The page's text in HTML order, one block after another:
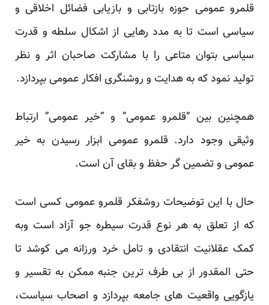
قلمرو عمومی حوزه بازتابی و بازیابی فضائل اخلاقی و
سیاسی است تا به مدد رهایی از اشکال سلطه و قدرت
سیاسی بتوان متاعی را با مشارکت صاحبان اثر و نظر
تولید نمود که به هدایت و روشنگری افکار عمومی بپردازد.
همچنین بین “قلمرو عمومی” و “خیر عمومی” ارتباط
وثیقی وجود دارد. قلمرو عمومی ابزار رسیدن به خیر
عمومی و تضمین گر حفظ و بقای آن است.
حال با این توضیحات روشفکر قلمرو عمومی کسی است
که از تعلق به هر نوع قدرت سیطره جو آزاد است وبه
کمک عقلانیت انتقادی و تامل خرد ورزانه می کوشد تا
حتی المقدور از بی طرف ترین جنبه ممکن به تقسیر و
یازگویی واقعیت های جامعه بپردازد و اصحاب سیاست،